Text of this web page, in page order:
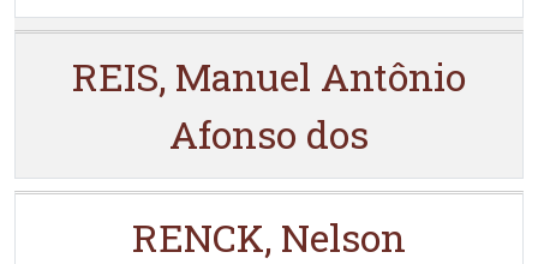
REIS, Manuel Antônio
Afonso dos
RENCK, Nelson